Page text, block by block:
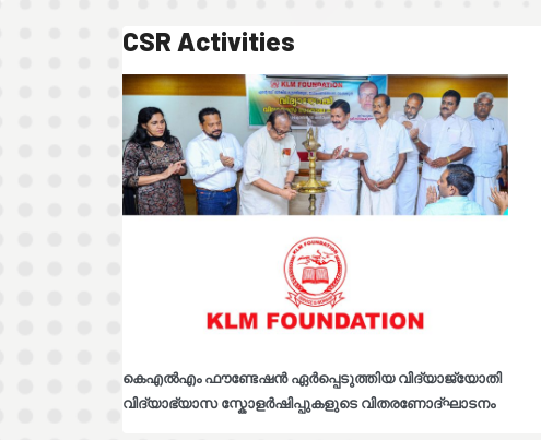
CSR Activities
കെഎൽഎം ഫൗണ്ടേഷൻ ഏർപ്പെടുത്തിയ വിദ്യാജ്യോതി
വിദ്യാഭ്യാസ സ്കോളർഷിപ്പുകളുടെ വിതരണോദ്ഘാടനം